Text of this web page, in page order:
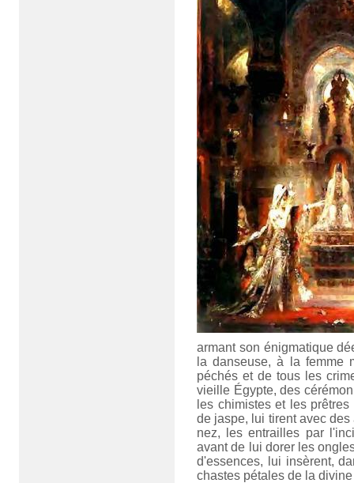
armant son énigmatique
la danseuse, à la femme
péchés et de tous les
vieille Égypte, des
les chimistes et les
de jaspe, lui tirent avec
nez, les entrailles par
avant de lui dorer les
d'essences, lui insèrent,
chastes pétales de la